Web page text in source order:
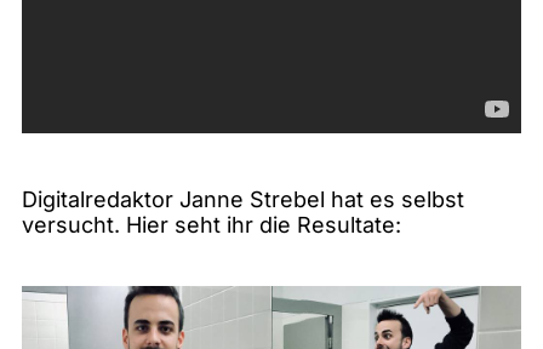
Digitalredaktor Janne Strebel hat es selbst
versucht. Hier seht ihr die Resultate: